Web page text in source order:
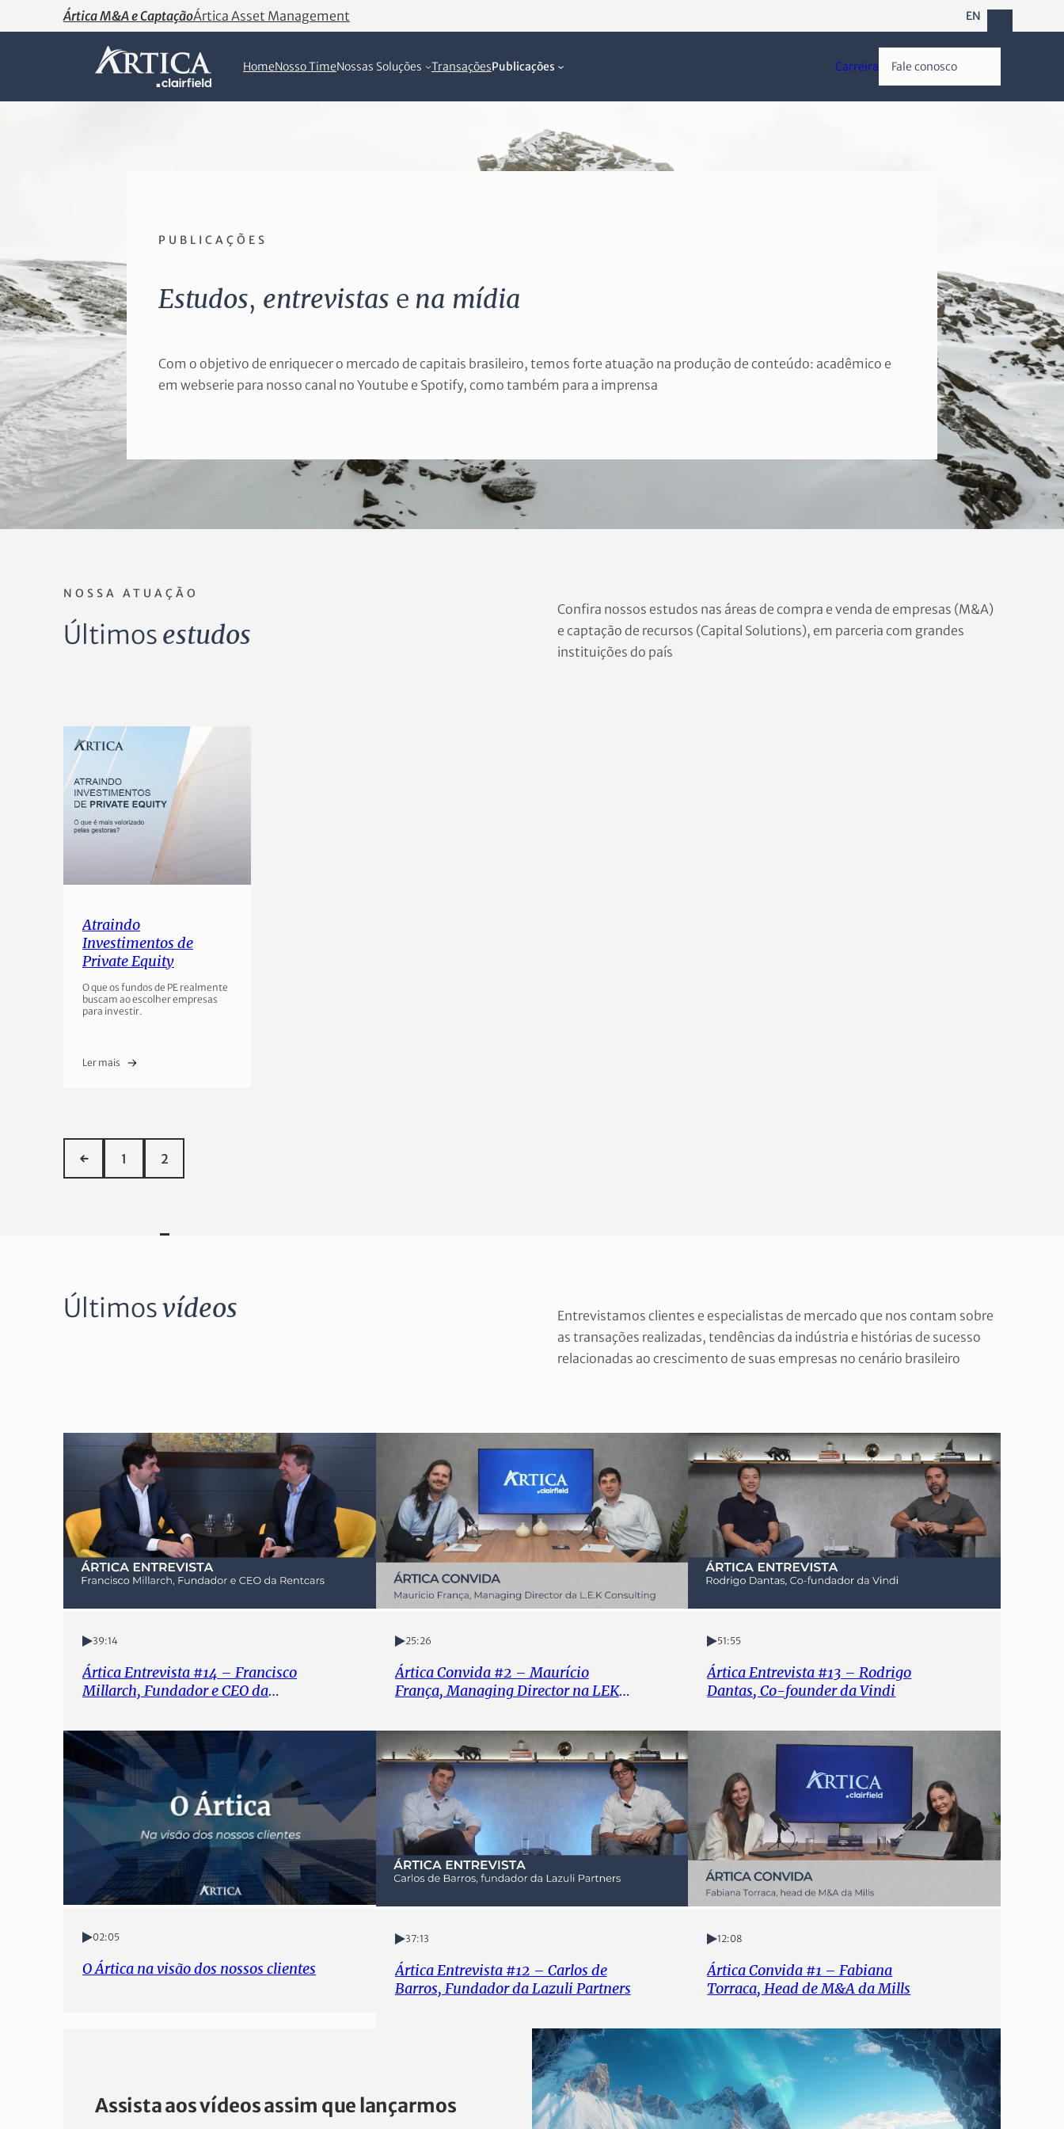
Ártica M&A e CaptaçãoÁrtica Asset Management EN
HomeNosso TimeNossas Soluções TransaçõesPublicações Carreira Fale conosco
PUBLICAÇÕES
Estudos, entrevistas e na mídia
Com o objetivo de enriquecer o mercado de capitais brasileiro, temos forte atuação na produção de conteúdo: acadêmico e
em webserie para nosso canal no Youtube e Spotify, como também para a imprensa
NOSSA ATUAÇÃO
Últimos estudos
Confira nossos estudos nas áreas de compra e venda de empresas (M&A)
e captação de recursos (Capital Solutions), em parceria com grandes
instituições do país
Atraindo
Investimentos de
Private Equity
O que os fundos de PE realmente
buscam ao escolher empresas
para investir.
Ler mais
← 1 2
Últimosvídeos
Entrevistamos clientes e especialistas de mercado que nos contam sobre
as transações realizadas, tendências da indústria e histórias de sucesso
relacionadas ao crescimento de suas empresas no cenário brasileiro
39:14
Ártica Entrevista #14 – Francisco
Millarch, Fundador e CEO da
25:26
Ártica Convida #2 – Maurício
França, Managing Director na LEK
51:55
Ártica Entrevista #13 – Rodrigo
Dantas, Co-founder da Vindi
02:05
O Ártica na visão dos nossos clientes
37:13
Ártica Entrevista #12 – Carlos de
Barros, Fundador da Lazuli Partners
12:08
Ártica Convida #1 – Fabiana
Torraca, Head de M&A da Mills
Assista aos vídeos assim que lançarmos